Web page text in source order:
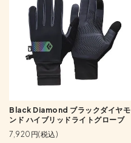
Black Diamond ブラックダイヤモ
ンド ハイブリッドライトグローブ
7,920円(税込)